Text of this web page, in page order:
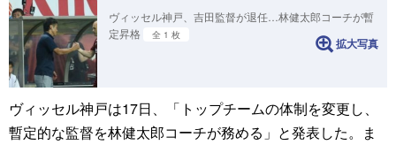
ヴィッセル神戸、吉田監督が退任…林健太郎コーチが暫
定昇格
全 1 枚
拡大写真
ヴィッセル神戸は17日、「トップチームの体制を変更し、
暫定的な監督を林健太郎コーチが務める」と発表した。ま